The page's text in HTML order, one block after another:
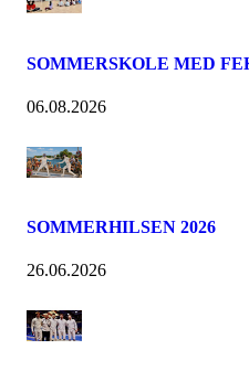
SOMMERSKOLE MED
06.08.2026
SOMMERHILSEN 2026
26.06.2026